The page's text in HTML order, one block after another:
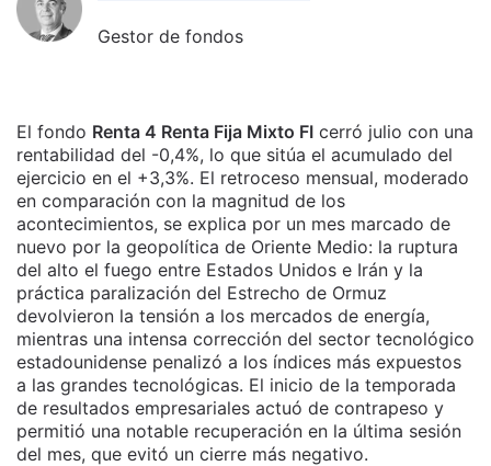
Gestor de fondos
El fondo Renta 4 Renta Fija Mixto FI cerró julio con una
rentabilidad del -0,4%, lo que sitúa el acumulado del
ejercicio en el +3,3%. El retroceso mensual, moderado
en comparación con la magnitud de los
acontecimientos, se explica por un mes marcado de
nuevo por la geopolítica de Oriente Medio: la ruptura
del alto el fuego entre Estados Unidos e Irán y la
práctica paralización del Estrecho de Ormuz
devolvieron la tensión a los mercados de energía,
mientras una intensa corrección del sector tecnológico
estadounidense penalizó a los índices más expuestos
a las grandes tecnológicas. El inicio de la temporada
de resultados empresariales actuó de contrapeso y
permitió una notable recuperación en la última sesión
del mes, que evitó un cierre más negativo.